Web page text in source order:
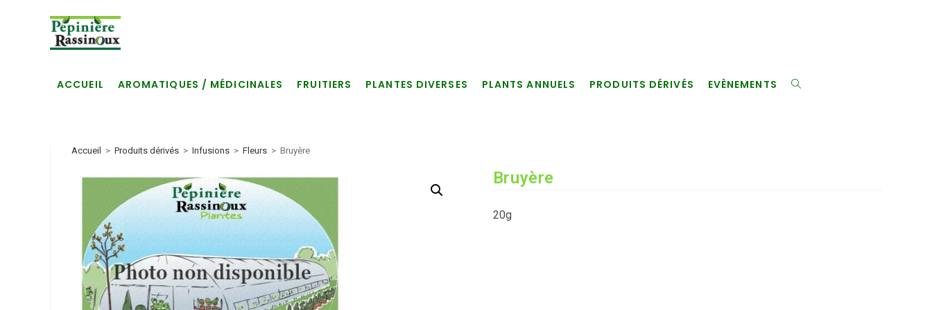
ACCUEIL AROMATIQUES / MÉDICINALES FRUITIERS PLANTES DIVERSES PLANTS ANNUELS PRODUITS DÉRIVÉS EVÈNEMENTS TOGGLE
Accueil > Produits dérivés > Infusions > Fleurs > Bruyère
Bruyère
20g